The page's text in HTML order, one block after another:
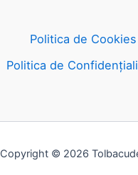
Politica de Cookies
Politica de
Copyright © 2026